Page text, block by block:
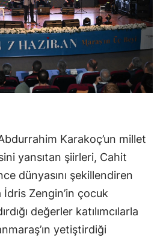
Karakoç’un millet
yansıtan şiirleri, Cahit
dünyasını şekillendiren
Zengin’in çocuk
değerler katılımcılarla
yetiştirdiği